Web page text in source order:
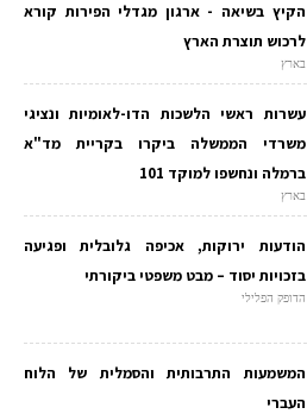
הקיץ בשיאה - ארגון מגדלי הפירות קורא
לרכוש תוצרת הארץ
בארץ
עשרות ראשי הלשכות הדו-לאומיות ונציגי
משרדי הממשלה ביקרו בקריית מד"א
ברמלה ונחשפו למוקד 101
בארץ
הודעות ירוקות, אכיפה גלובלית ופגיעה
בזכויות יסוד – מבט משפטי ביקורתי
הדופק הפלילי
המשמעות התרבותית והסמלית של הלוח
העברי